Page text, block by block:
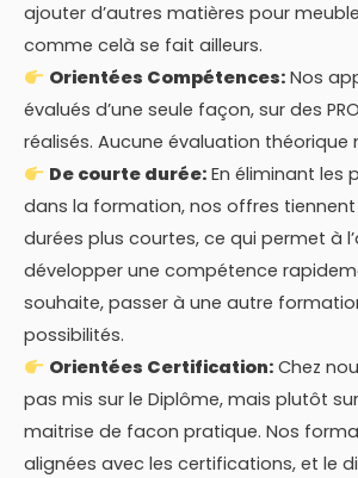
ajouter d’autres matières pour
comme celà se fait ailleurs.
Orientées Compétences:Nos
évalués d’une seule façon, sur des
réalisés. Aucune évaluation théorique
De courte durée:En éliminant les
dans la formation, nos offres
durées plus courtes, ce qui permet à
développer une compétence
souhaite, passer à une autre
possibilités.
Orientées Certification:Chez
pas mis sur le Diplôme, mais plutôt
maitrise de facon pratique. Nos
alignées avec les certifications, et le